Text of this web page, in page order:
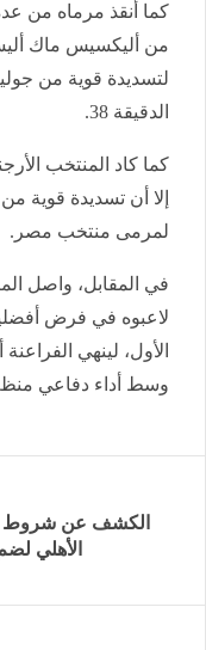
كما أنقذ مرماه من
لتسديدة قوية من
الدقيقة 38.
إلا أن تسديدة قوية
لمرمى منتخب مصر.
في المقابل، واصل
لاعبوه في فرض
وسط أداء دفاعي
الكشف عن شروط
الأهلي